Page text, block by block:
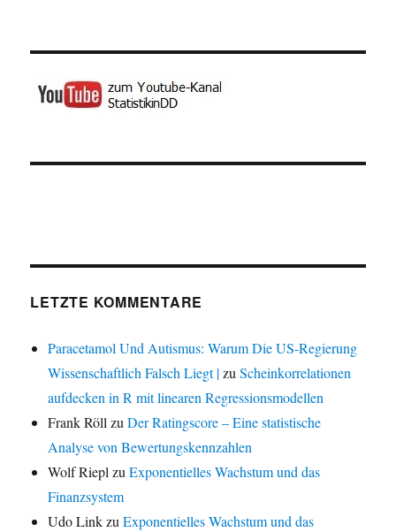
LETZTE KOMMENTARE
Paracetamol Und Autismus: Warum Die US-Regierung
Wissenschaftlich Falsch Liegt |zuScheinkorrelationen
aufdecken in R mit linearen Regressionsmodellen
Frank Röll zuDer Ratingscore – Eine statistische
Analyse von Bewertungskennzahlen
Wolf Riepl zuExponentielles Wachstum und das
Finanzsystem
Udo LinkzuExponentielles Wachstum und das